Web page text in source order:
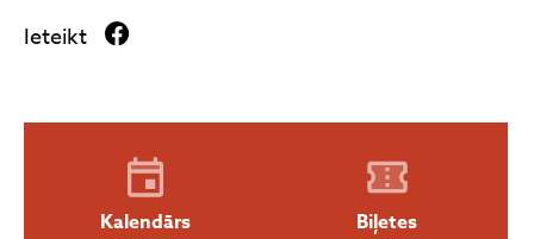
Ieteikt
Kalendārs Biļetes